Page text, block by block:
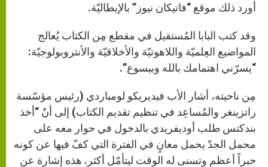
أورد ذلك موقع “فاتيكان نيوز” بالإيطاليّة.
وقد كتب البابا المُستقيل في مقطع مِن الكتاب يُعالج
المواضيع العِلميّة واللاهوتيّة والأخلاقيّة والأنتروبولوجيّة:
“يسرّني اهتمامك بالله وبيسوع”.
مِن ناحيته، أشار الأب فيديريكو لومباردي (رئيس مؤسّسة
راتزينغر والمُساعِد في تنظيم تقديم الكتاب) إلى أنّ “أخذ
بندكتس طلب أوديفريدي بالدخول في حوار معه على
محمل الجدّ يحمل معانٍ في الفترة التي كفّ فيها عن كونه
حبراً أعظم وتسنى له الوقت ليتأمّل أكثر. هذه إشارة عن